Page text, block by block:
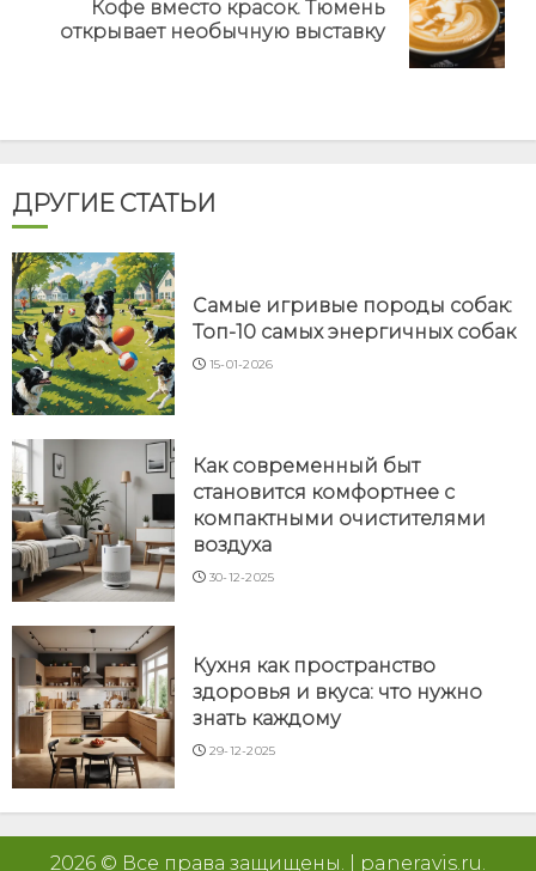
post:
Кофе вместо красок. Тюмень
открывает необычную выставку
ДРУГИЕ СТАТЬИ
Самые игривые породы собак:
Топ-10 самых энергичных собак
15-01-2026
Как современный быт
становится комфортнее с
компактными очистителями
воздуха
30-12-2025
Кухня как пространство
здоровья и вкуса: что нужно
знать каждому
29-12-2025
2026 © Все права защищены. paneravis.ru.